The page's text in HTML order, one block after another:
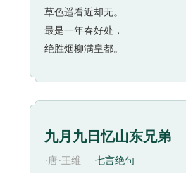
草色遥看近却无。
最是一年春好处，
绝胜烟柳满皇都。
九月九日忆山东兄弟
·唐·王维 七言绝句